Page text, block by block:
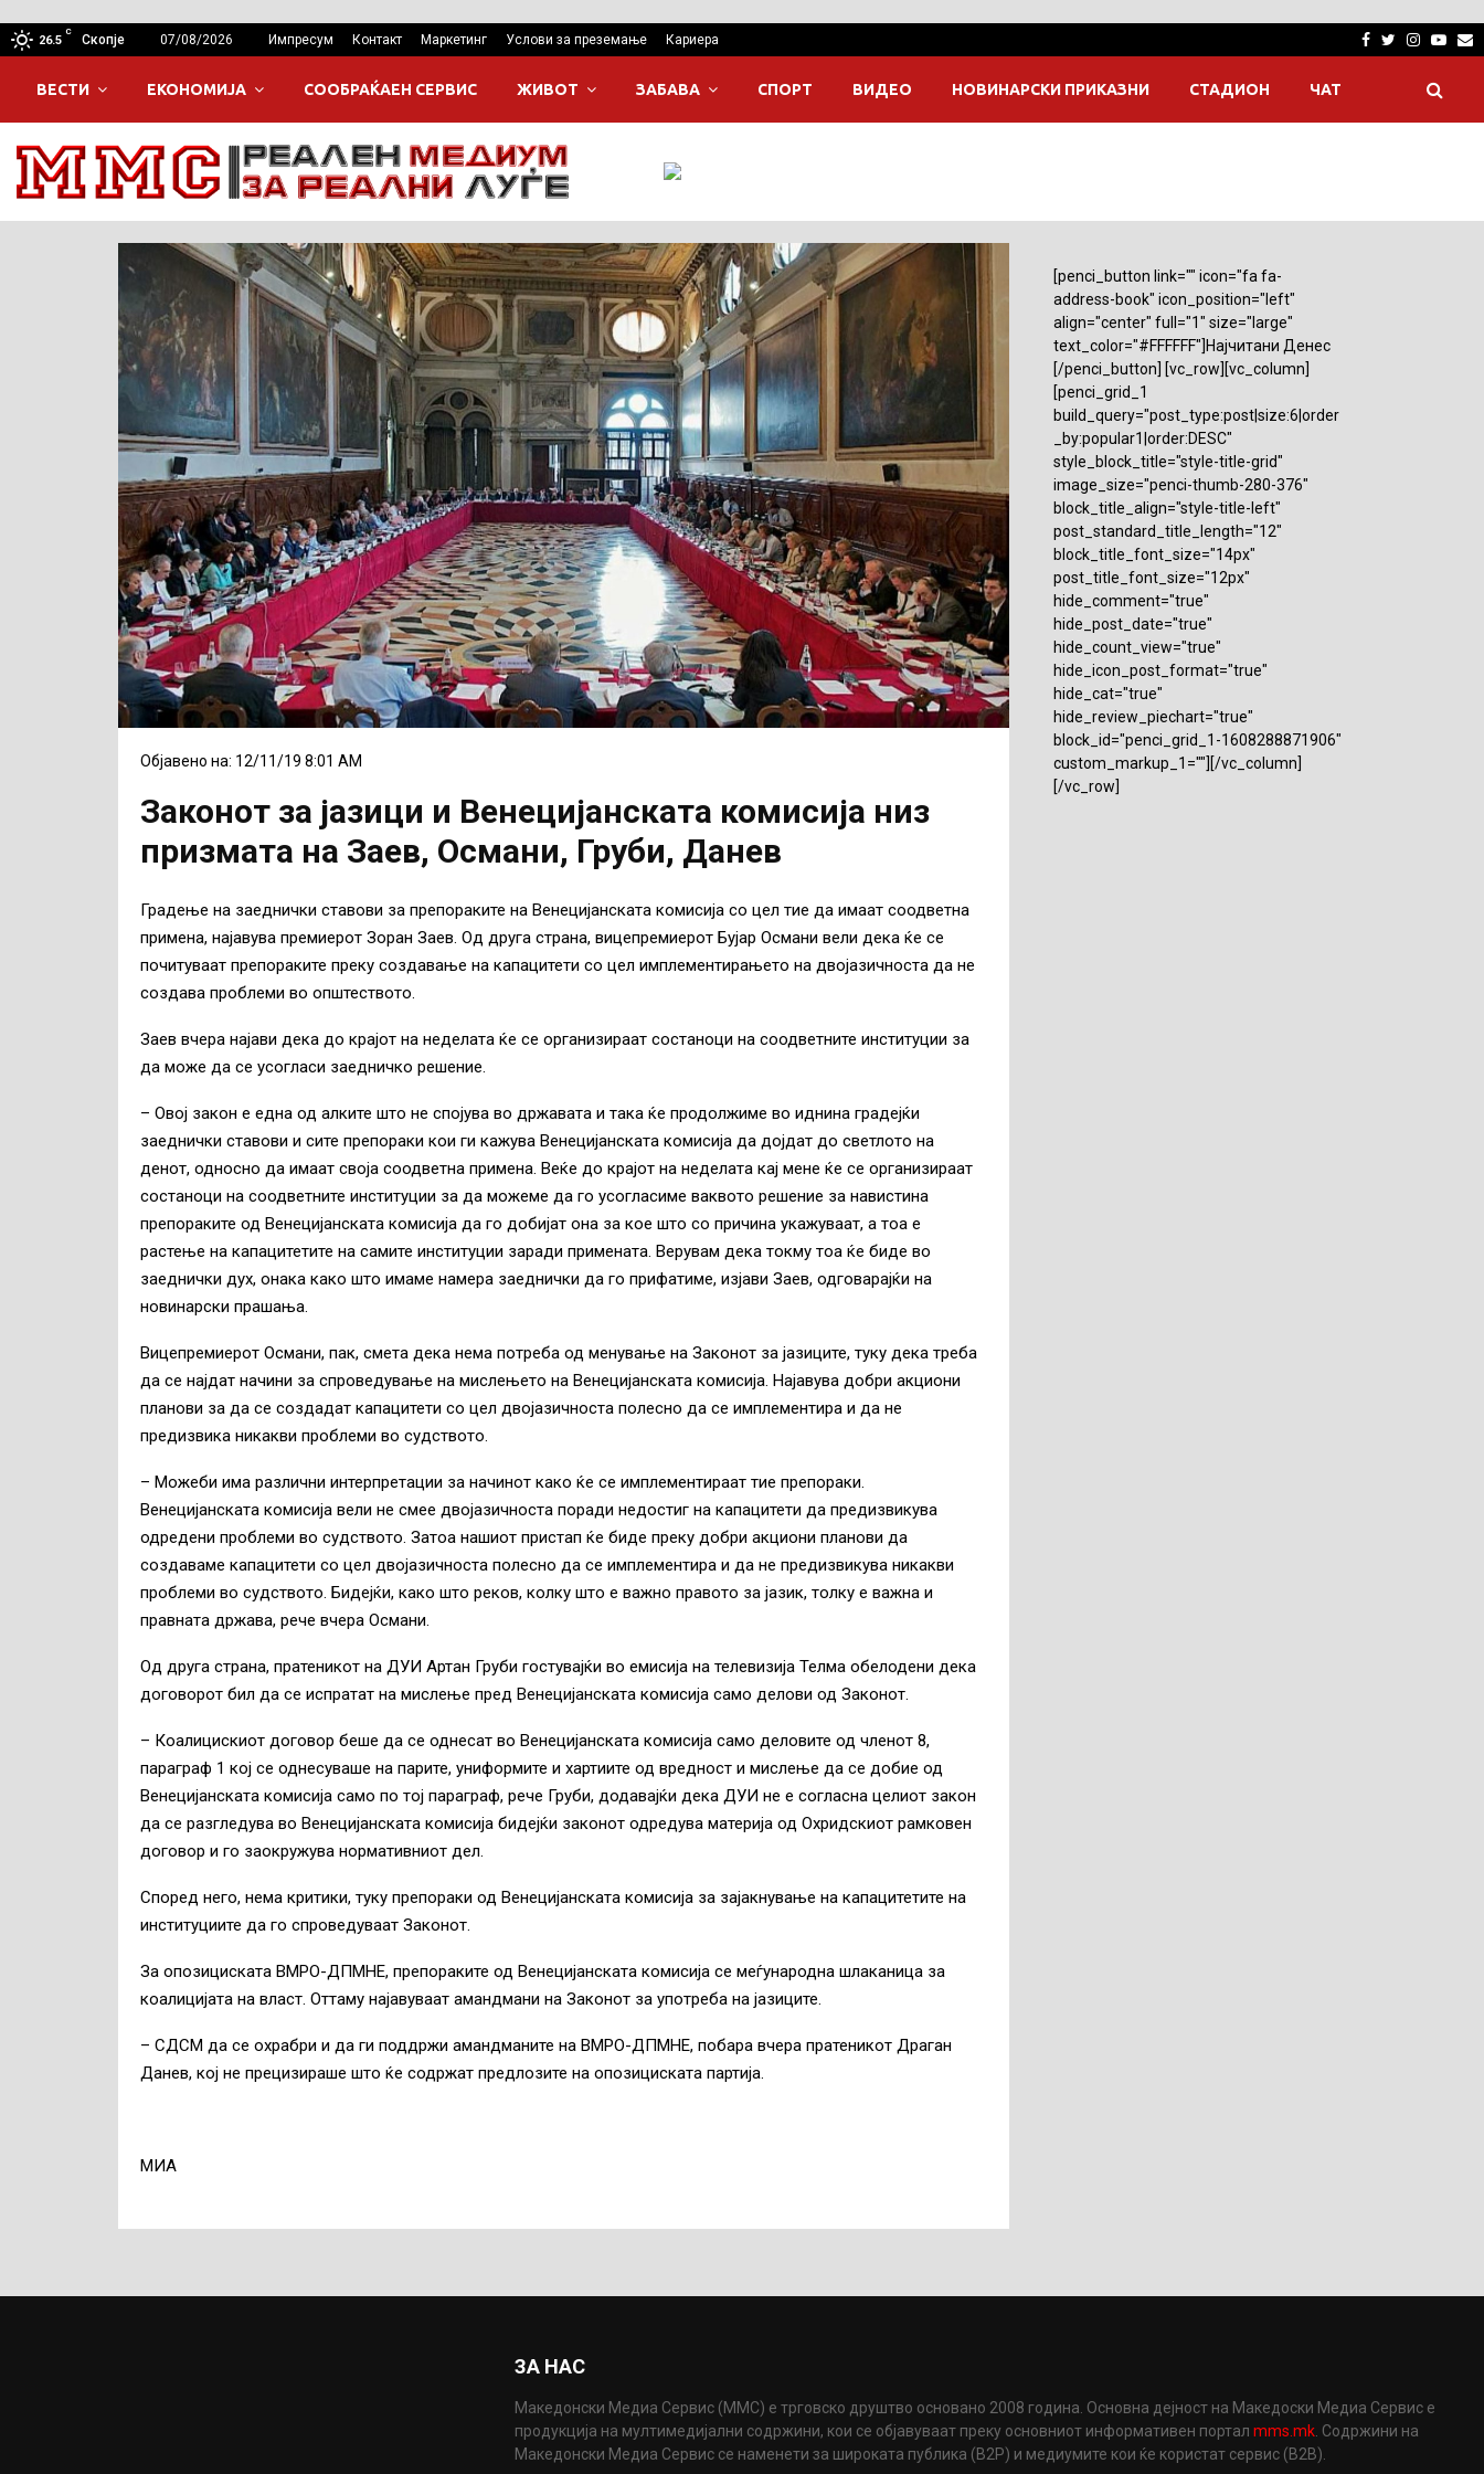
26.5
C
Скопје 07/08/2026 Импресум Контакт Маркетинг Услови за преземање Кариера Facebook
Twitter
ВЕСТИ ЕКОНОМИЈА СООБРАЌАЕН СЕРВИС ЖИВОТ ЗАБАВА СПОРТ ВИДЕО НОВИНАРСКИ ПРИКАЗНИ СТАДИОН ЧАТ
Објавено на: 12/11/19 8:01 AM
Законот за јазици и Венецијанската комисија низ
призмата на Заев, Османи, Груби, Данев
Градење на заеднички ставови за препораките на Венецијанската комисија со цел тие да имаат соодветна
примена, најавува премиерот Зоран Заев. Од друга страна, вицепремиерот Бујар Османи вели дека ќе се
почитуваат препораките преку создавање на капацитети со цел имплементирањето на двојазичноста да не
создава проблеми во општеството.
Заев вчера најави дека до крајот на неделата ќе се организираат состаноци на соодветните институции за
да може да се усогласи заедничко решение.
– Овој закон е една од алките што не спојува во државата и така ќе продолжиме во иднина градејќи
заеднички ставови и сите препораки кои ги кажува Венецијанската комисија да дојдат до светлото на
денот, односно да имаат своја соодветна примена. Веќе до крајот на неделата кај мене ќе се организираат
состаноци на соодветните институции за да можеме да го усогласиме ваквото решение за навистина
препораките од Венецијанската комисија да го добијат она за кое што со причина укажуваат, а тоа е
растење на капацитетите на самите институции заради примената. Верувам дека токму тоа ќе биде во
заеднички дух, онака како што имаме намера заеднички да го прифатиме, изјави Заев, одговарајќи на
новинарски прашања.
Вицепремиерот Османи, пак, смета дека нема потреба од менување на Законот за јазиците, туку дека треба
да се најдат начини за спроведување на мислењето на Венецијанската комисија. Најавува добри акциони
планови за да се создадат капацитети со цел двојазичноста полесно да се имплементира и да не
предизвика никакви проблеми во судството.
– Можеби има различни интерпретации за начинот како ќе се имплементираат тие препораки.
Венецијанската комисија вели не смее двојазичноста поради недостиг на капацитети да предизвикува
одредени проблеми во судството. Затоа нашиот пристап ќе биде преку добри акциони планови да
создаваме капацитети со цел двојазичноста полесно да се имплементира и да не предизвикува никакви
проблеми во судството. Бидејќи, како што реков, колку што е важно правото за јазик, толку е важна и
правната држава, рече вчера Османи.
Од друга страна, пратеникот на ДУИ Артан Груби гостувајќи во емисија на телевизија Телма обелодени дека
договорот бил да се испратат на мислење пред Венецијанската комисија само делови од Законот.
– Коалицискиот договор беше да се однесат во Венецијанската комисија само деловите од членот 8,
параграф 1 кој се однесуваше на парите, униформите и хартиите од вредност и мислење да се добие од
Венецијанската комисија само по тој параграф, рече Груби, додавајќи дека ДУИ не е согласна целиот закон
да се разгледува во Венецијанската комисија бидејќи законот одредува материја од Охридскиот рамковен
договор и го заокружува нормативниот дел.
Според него, нема критики, туку препораки од Венецијанската комисија за зајакнување на капацитетите на
институциите да го спроведуваат Законот.
За опозициската ВМРО-ДПМНЕ, препораките од Венецијанската комисија се меѓународна шлаканица за
коалицијата на власт. Оттаму најавуваат амандмани на Законот за употреба на јазиците.
– СДСМ да се охрабри и да ги поддржи амандманите на ВМРО-ДПМНЕ, побара вчера пратеникот Драган
Данев, кој не прецизираше што ќе содржат предлозите на опозициската партија.
МИА
[penci_button link="" icon="fa fa-
address-book" icon_position="left"
align="center" full="1" size="large"
text_color="#FFFFFF"]Најчитани Денес
[/penci_button] [vc_row][vc_column]
[penci_grid_1
build_query="post_type:post|size:6|order
_by:popular1|order:DESC"
style_block_title="style-title-grid"
image_size="penci-thumb-280-376"
block_title_align="style-title-left"
post_standard_title_length="12"
block_title_font_size="14px"
post_title_font_size="12px"
hide_comment="true"
hide_post_date="true"
hide_count_view="true"
hide_icon_post_format="true"
hide_cat="true"
hide_review_piechart="true"
block_id="penci_grid_1-1608288871906"
custom_markup_1=""][/vc_column]
[/vc_row]
ЗА НАС
Македонски Медиа Сервис (ММС) е трговско друштво основано 2008 година. Основна дејност на Македоски Медиа Сервис е
продукција на мултимедијални содржини, кои се објавуваат преку основниот информативен порталmms.mk . Содржини на
Македонски Медиа Сервис се наменети за широката публика (B2P) и медиумите кои ќе користат сервис (B2B).